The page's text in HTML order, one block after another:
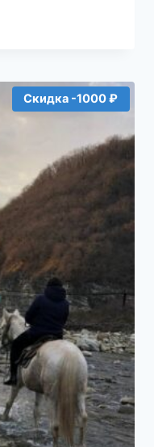
Скидка -1000 ₽